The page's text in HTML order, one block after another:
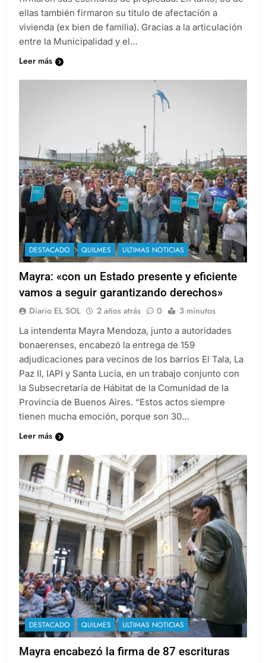
ellas también firmaron su título de afectación a
vivienda (ex bien de familia). Gracias a la articulación
entre la Municipalidad y el…
Leer más
DESTACADO QUILMES ULTIMAS NOTICIAS
Mayra: «con un Estado presente y eficiente
vamos a seguir garantizando derechos»
Diario EL SOL 2 años atrás 0 3 minutos
La intendenta Mayra Mendoza, junto a autoridades
bonaerenses, encabezó la entrega de 159
adjudicaciones para vecinos de los barrios El Tala, La
Paz II, IAPI y Santa Lucía, en un trabajo conjunto con
la Subsecretaría de Hábitat de la Comunidad de la
Provincia de Buenos Aires. “Estos actos siempre
tienen mucha emoción, porque son 30…
Leer más
DESTACADO QUILMES ULTIMAS NOTICIAS
Mayra encabezó la firma de 87 escrituras